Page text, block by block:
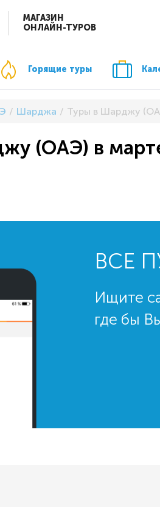
МАГАЗИН
ОНЛАЙН-ТУРОВ
Горящие туры
Шарджа Туры в Шарджу
(ОАЭ) в
ВСЕ
Ищите
где бы